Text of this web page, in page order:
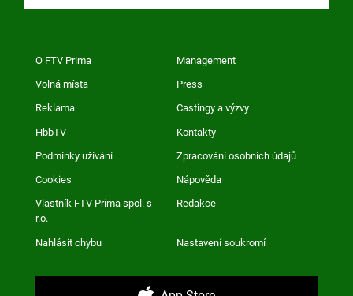
O FTV Prima Management
Volná místa Press
Reklama Castingy a výzvy
HbbTV Kontakty
Podmínky užívání Zpracování osobních údajů
Cookies Nápověda
Vlastník FTV Prima spol. s
r.o.
Redakce
Nahlásit chybu Nastavení soukromí